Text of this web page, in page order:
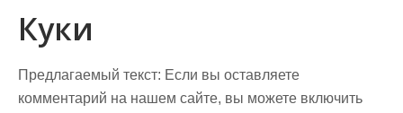
Куки
Предлагаемый текст: Если вы оставляете
комментарий на нашем сайте, вы можете включить